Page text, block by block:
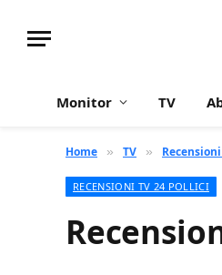
Monitor TV
Home » TV »
RECENSIONI TV 24 POLLICI